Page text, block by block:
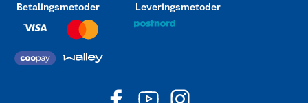
Betalingsmetoder Leveringsmetoder